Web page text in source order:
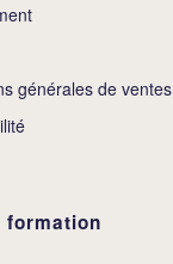
générales de ventes
formation